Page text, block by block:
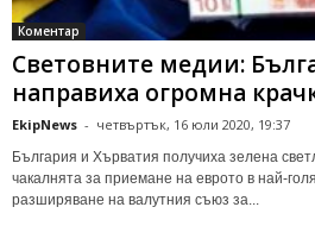
Коментар
Световните медии:
направиха огромна
EkipNews - четвъртък, 16 юли 2020, 19:37
България и Хърватия получиха зелена
чакалнята за приемане на еврото в най-
разширяване на валутния съюз за...